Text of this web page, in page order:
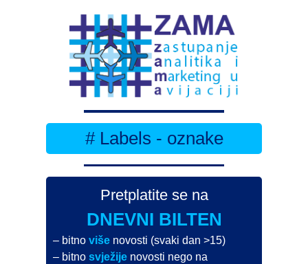
# Labels - oznake
Pretplatite se na
DNEVNI BILTEN
– bitnoviše novosti (svaki dan >15)
– bitnosvježije novosti nego na